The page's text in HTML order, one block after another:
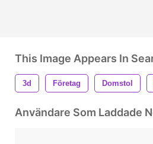
This Image Appears In
3d Företag Domstol
Användare Som Laddade